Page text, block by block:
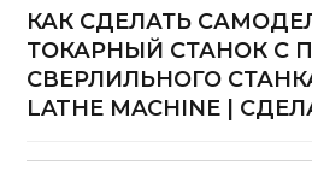
КАК СДЕЛАТЬ
ТОКАРНЫЙ СТАНОК
СВЕРЛИЛЬНОГО СТАНКА
LATHE MACHINE |